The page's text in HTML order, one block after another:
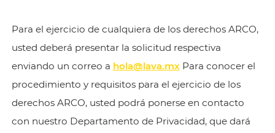
Para el ejercicio de cualquiera de los derechos ARCO,
usted deberá presentar la solicitud respectiva
enviando un correo a hola@lava.mxPara conocer el
procedimiento y requisitos para el ejercicio de los
derechos ARCO, usted podrá ponerse en contacto
con nuestro Departamento de Privacidad, que dará